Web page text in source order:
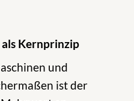
Kernprinzip
und
ist der